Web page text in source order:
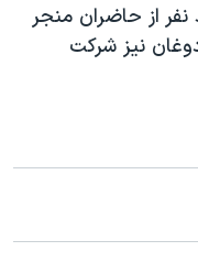
از حاضران منجر
نیز شرکت